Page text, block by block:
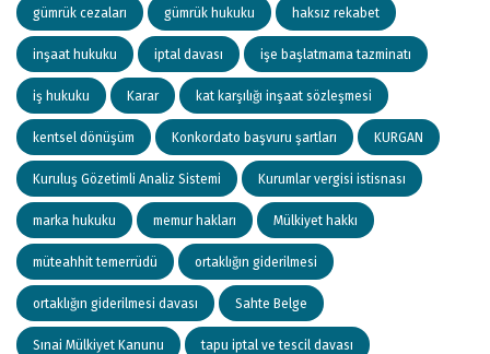
gümrük cezaları gümrük hukuku haksız rekabet
inşaat hukuku iptal davası işe başlatmama tazminatı
iş hukuku Karar kat karşılığı inşaat sözleşmesi
kentsel dönüşüm Konkordato başvuru şartları KURGAN
Kuruluş Gözetimli Analiz Sistemi Kurumlar vergisi istisnası
marka hukuku memur hakları Mülkiyet hakkı
müteahhit temerrüdü ortaklığın giderilmesi
ortaklığın giderilmesi davası Sahte Belge
Sınai Mülkiyet Kanunu tapu iptal ve tescil davası